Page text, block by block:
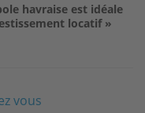
havraise est idéale
locatif »
vous